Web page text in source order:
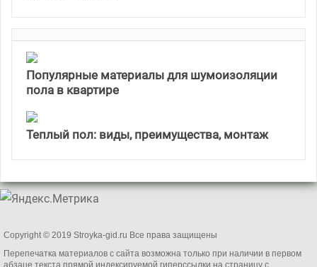
Популярные материалы для шумоизоляции
пола в квартире
Теплый пол: виды, преимущества, монтаж
Copyright © 2019 Stroyka-gid.ru Все права защищены
Перепечатка материалов с сайта возможна только при наличии в первом
абзаце текста прямой индексируемой гиперссылки на страницу с